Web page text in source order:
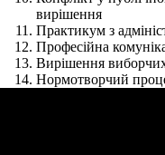
вирішення
Практикум з
Професійна
Вирішення
Нормотворчий